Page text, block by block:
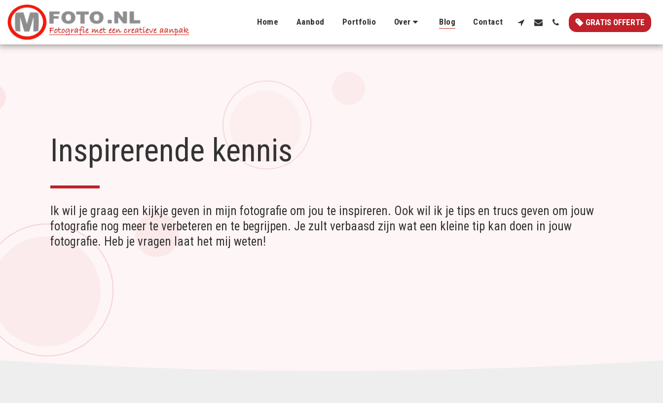
Home Aanbod Portfolio Over Blog Contact GRATIS OFFERTE
Inspirerende kennis
Ik wil je graag een kijkje geven in mijn fotografie om jou te inspireren. Ook wil ik je tips en trucs geven om jouw
fotografie nog meer te verbeteren en te begrijpen. Je zult verbaasd zijn wat een kleine tip kan doen in jouw
fotografie. Heb je vragen laat het mij weten!